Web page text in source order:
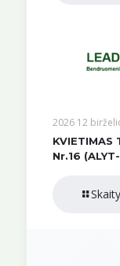
2026 12
KVIETIMAS
Nr.16